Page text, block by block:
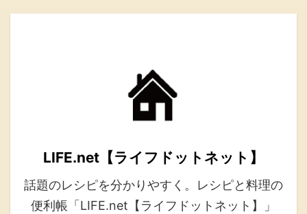
LIFE.net【ライフドットネット】
話題のレシピを分かりやすく。レシピと料理の
便利帳「LIFE.net【ライフドットネット】」